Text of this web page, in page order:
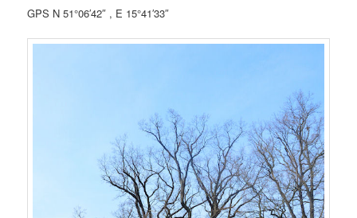
GPS N 51°06′42″ , E 15°41′33″